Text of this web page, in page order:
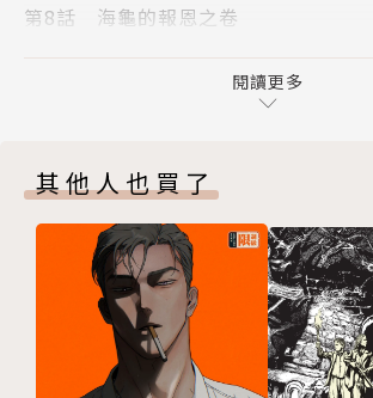
第8話 海龜的報恩之卷
第10話 歌聲可以拯救狗狗！之卷
第11話 廁所裡的怪獸之卷
閱讀更多
其他人也買了